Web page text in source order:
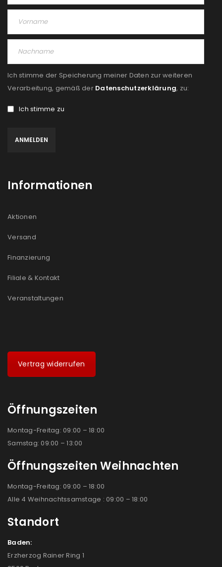
Ich stimme der Speicherung meiner Daten zur weiteren
Verarbeitung, gemäß der Datenschutzerklärung, zu:
Ich stimme zu
Informationen
Aktionen
Versand
Finanzierung
Filiale & Kontakt
Veranstaltungen
Vertrag widerrufen
Öffnungszeiten
Montag-Freitag: 09:00 – 18:00
Samstag: 09:00 – 13:00
Öffnungszeiten Weihnachten
Montag-Freitag: 09:00 – 18:00
Alle 4 Weihnachtssamstage : 09:00 – 18:00
Standort
Baden:
Erzherzog Rainer Ring 1